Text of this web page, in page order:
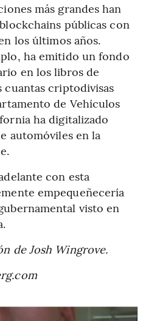
más grandes han
públicas con
los últimos años.
ha emitido un fondo
en los libros de
cuantas criptodivisas
de Vehículos
ha digitalizado
automóviles en la
con esta
empequeñecería
visto en
de Josh Wingrove.